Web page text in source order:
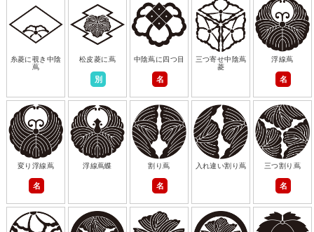
糸菱に覗き中陰
蔦
松皮菱に蔦
別
中陰蔦に四つ目
名
三つ寄せ中陰蔦
菱
浮線蔦
名
変り浮線蔦
名
浮線蔦蝶 割り蔦
名
入れ違い割り蔦 三つ割り蔦
名